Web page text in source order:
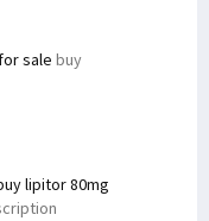
sale buy
lipitor 80mg